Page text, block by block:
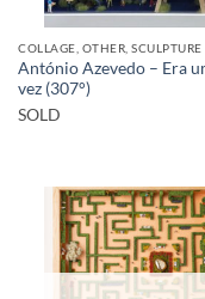
COLLAGE, OTHER, SCULPTURE
António Azevedo – Era
vez (307°)
SOLD